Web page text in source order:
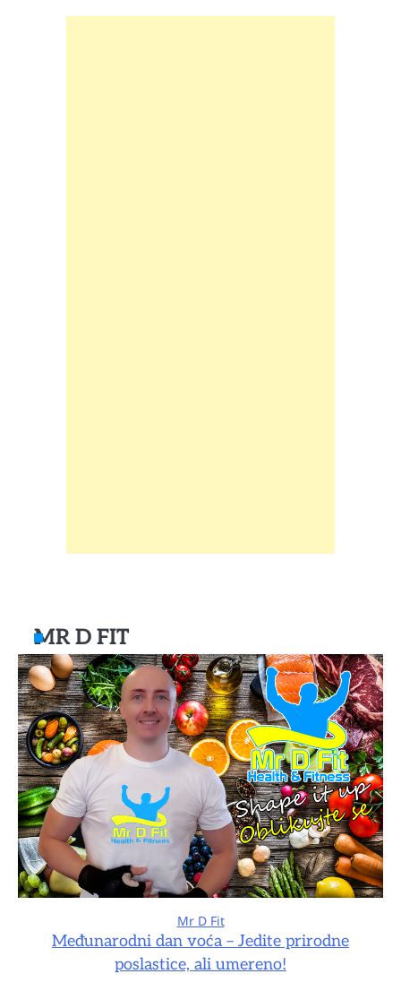
MR D FIT
Mr D Fit
Međunarodni dan voća – Jedite prirodne
poslastice, ali umereno!